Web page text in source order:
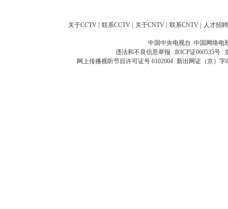
关于CCTV 联系CCTV 关于CNTV 联系CNTV 人才招聘
中国中央电视台 中国网络电
违法和不良信息举报 京ICP证060535号
网上传播视听节目许可证号 0102004 新出网证（京）